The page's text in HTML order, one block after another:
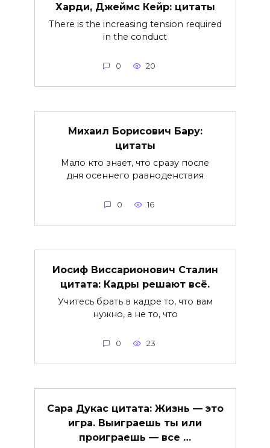
Харди, Джеймс Кейр: цитаты
There is the increasing tension required
in the conduct
0 20
Михаил Борисович Бару:
цитаты
Мало кто знает, что сразу после
дня осеннего равноденствия
0 16
Иосиф Виссарионович Сталин
цитата: Кадры решают всё.
Учитесь брать в кадре то, что вам
нужно, а не то, что
0 23
Сара Дукас цитата: Жизнь — это
игра. Выиграешь ты или
проиграешь — все …